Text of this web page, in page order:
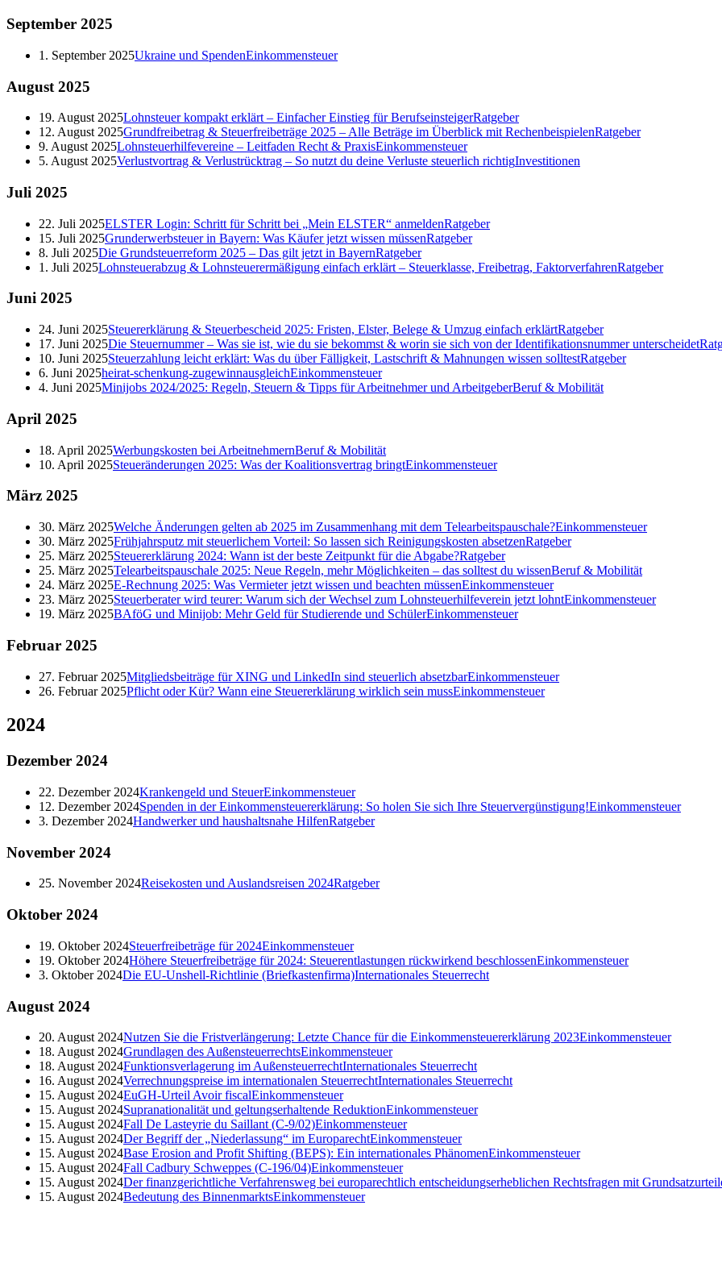
September 2025
1. September 2025Ukraine und SpendenEinkommensteuer
August 2025
19. August 2025Lohnsteuer kompakt erklärt – Einfacher Einstieg für BerufseinsteigerRatgeber
12. August 2025Grundfreibetrag & Steuerfreibeträge 2025 – Alle Beträge im Überblick mit RechenbeispielenRatgeber
9. August 2025Lohnsteuerhilfevereine – Leitfaden Recht & PraxisEinkommensteuer
5. August 2025Verlustvortrag & Verlustrücktrag – So nutzt du deine Verluste steuerlich richtigInvestitionen
Juli 2025
22. Juli 2025ELSTER Login: Schritt für Schritt bei „Mein ELSTER“ anmeldenRatgeber
15. Juli 2025Grunderwerbsteuer in Bayern: Was Käufer jetzt wissen müssenRatgeber
8. Juli 2025Die Grundsteuerreform 2025 – Das gilt jetzt in BayernRatgeber
1. Juli 2025Lohnsteuerabzug & Lohnsteuerermäßigung einfach erklärt – Steuerklasse, Freibetrag, FaktorverfahrenRatgeber
Juni 2025
24. Juni 2025Steuererklärung & Steuerbescheid 2025: Fristen, Elster, Belege & Umzug einfach erklärtRatgeber
17. Juni 2025Die Steuernummer – Was sie ist, wie du sie bekommst & worin sie sich von der Identifikationsnummer unterscheidet
10. Juni 2025Steuerzahlung leicht erklärt: Was du über Fälligkeit, Lastschrift & Mahnungen wissen solltestRatgeber
6. Juni 2025heirat-schenkung-zugewinnausgleichEinkommensteuer
4. Juni 2025Minijobs 2024/2025: Regeln, Steuern & Tipps für Arbeitnehmer und ArbeitgeberBeruf & Mobilität
April 2025
18. April 2025Werbungskosten bei ArbeitnehmernBeruf & Mobilität
10. April 2025Steueränderungen 2025: Was der Koalitionsvertrag bringtEinkommensteuer
März 2025
30. März 2025Welche Änderungen gelten ab 2025 im Zusammenhang mit dem Telearbeitspauschale?Einkommensteuer
30. März 2025Frühjahrsputz mit steuerlichem Vorteil: So lassen sich Reinigungskosten absetzenRatgeber
25. März 2025Steuererklärung 2024: Wann ist der beste Zeitpunkt für die Abgabe?Ratgeber
25. März 2025Telearbeitspauschale 2025: Neue Regeln, mehr Möglichkeiten – das solltest du wissenBeruf & Mobilität
24. März 2025E-Rechnung 2025: Was Vermieter jetzt wissen und beachten müssenEinkommensteuer
23. März 2025Steuerberater wird teurer: Warum sich der Wechsel zum Lohnsteuerhilfeverein jetzt lohntEinkommensteuer
19. März 2025BAföG und Minijob: Mehr Geld für Studierende und SchülerEinkommensteuer
Februar 2025
27. Februar 2025Mitgliedsbeiträge für XING und LinkedIn sind steuerlich absetzbarEinkommensteuer
26. Februar 2025Pflicht oder Kür? Wann eine Steuererklärung wirklich sein mussEinkommensteuer
2024
Dezember 2024
22. Dezember 2024Krankengeld und SteuerEinkommensteuer
12. Dezember 2024Spenden in der Einkommensteuererklärung: So holen Sie sich Ihre Steuervergünstigung!Einkommensteuer
3. Dezember 2024Handwerker und haushaltsnahe HilfenRatgeber
November 2024
25. November 2024Reisekosten und Auslandsreisen 2024Ratgeber
Oktober 2024
19. Oktober 2024Steuerfreibeträge für 2024Einkommensteuer
19. Oktober 2024Höhere Steuerfreibeträge für 2024: Steuerentlastungen rückwirkend beschlossenEinkommensteuer
3. Oktober 2024Die EU-Unshell-Richtlinie (Briefkastenfirma)Internationales Steuerrecht
August 2024
20. August 2024Nutzen Sie die Fristverlängerung: Letzte Chance für die Einkommensteuererklärung 2023Einkommensteuer
18. August 2024Grundlagen des AußensteuerrechtsEinkommensteuer
18. August 2024Funktionsverlagerung im AußensteuerrechtInternationales Steuerrecht
16. August 2024Verrechnungspreise im internationalen SteuerrechtInternationales Steuerrecht
15. August 2024EuGH-Urteil Avoir fiscalEinkommensteuer
15. August 2024Supranationalität und geltungserhaltende ReduktionEinkommensteuer
15. August 2024Fall De Lasteyrie du Saillant (C-9/02)Einkommensteuer
15. August 2024Der Begriff der „Niederlassung“ im EuroparechtEinkommensteuer
15. August 2024Base Erosion and Profit Shifting (BEPS): Ein internationales PhänomenEinkommensteuer
15. August 2024Fall Cadbury Schweppes (C-196/04)Einkommensteuer
15. August 2024Der finanzgerichtliche Verfahrensweg bei europarechtlich entscheidungserheblichen Rechtsfragen mit
15. August 2024Bedeutung des BinnenmarktsEinkommensteuer